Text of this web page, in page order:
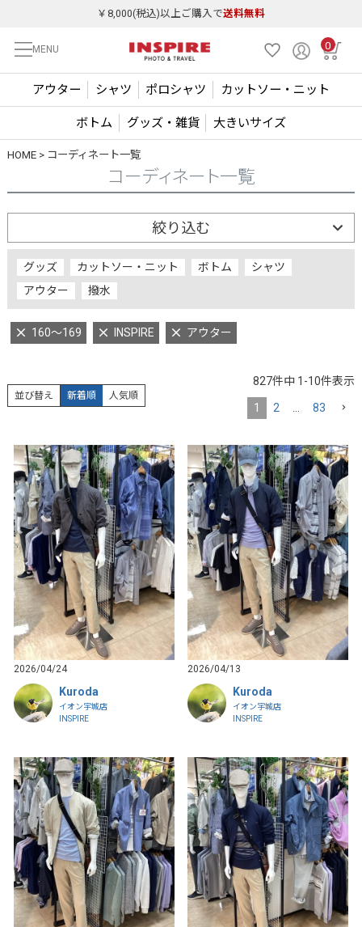
￥8,000(税込)以上ご購入で送料無料
MENU 0
アウター シャツ ポロシャツ カットソー・ニット
ボトム グッズ・雑貨 大きいサイズ
HOME コーディネート一覧
コーディネート一覧
絞り込む
グッズ カットソー・ニット ボトム
シャツ
アウター
撥水
160～169 INSPIRE アウター
並び替え 新着順 人気順
827件中 1 -10件表示
1 2 83
2026/04/24
Kuroda
イオン宇城店
INSPIRE
2026/04/13
Kuroda
イオン宇城店
INSPIRE